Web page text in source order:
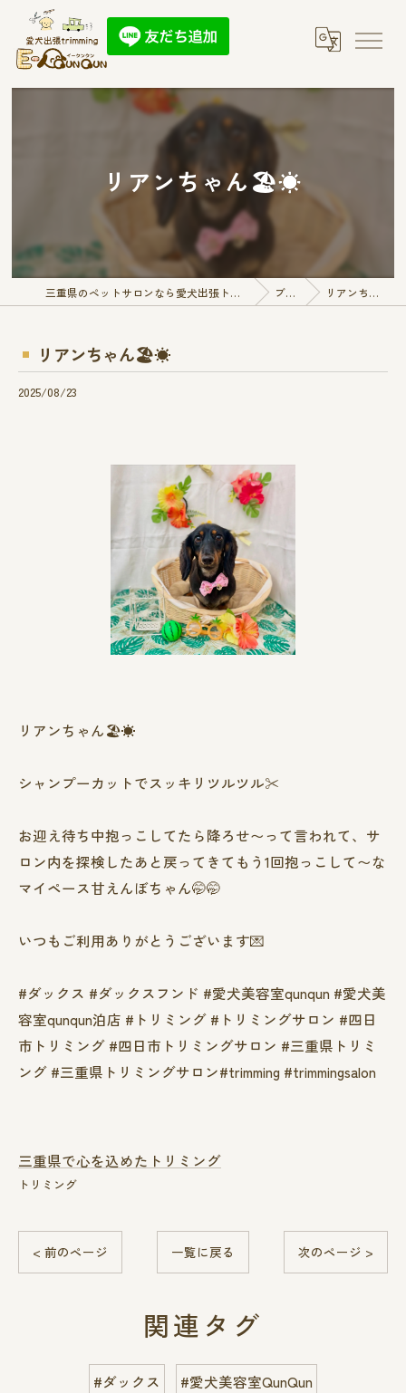
リアンちゃん🏖☀️
三重県のペットサロンなら愛犬出張トリミング E-QunQun ブログ リアンちゃん🏖☀️
リアンちゃん🏖☀️
2025/08/23
リアンちゃん🏖☀️
シャンプーカットでスッキリツルツル✂️
お迎え待ち中抱っこしてたら降ろせ〜って言われて、サ
ロン内を探検したあと戻ってきてもう1回抱っこして〜な
マイペース甘えんぼちゃん🤭🤭
いつもご利用ありがとうございます💌
#ダックス #ダックスフンド #愛犬美容室qunqun #愛犬美
容室qunqun泊店 #トリミング #トリミングサロン #四日
市トリミング #四日市トリミングサロン #三重県トリミ
ング #三重県トリミングサロン#trimming #trimmingsalon
三重県で心を込めたトリミング
トリミング
< 前のページ 一覧に戻る 次のページ >
関連タグ
#ダックス
#愛犬美容室QunQun